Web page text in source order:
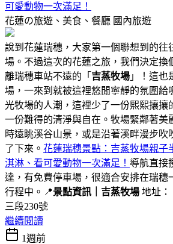
可愛動物一次滿足！
花蓮の旅遊、美食、餐廳 國內旅遊
說到花蓮瑞穗，大家第一個聯想到的往
場。不過這次的花蓮之旅，我們決定換
離瑞穗車站不遠的「 吉蒸牧場 」！這也
場，一來到就被這裡悠閒寧靜的氛圍給
光牧場的人潮，這裡少了一份熙熙攘攘
一份難得的清淨與自在。牧場緊鄰著美
時遠眺溪谷山景，或是沿著溪畔漫步吹
了下來。 花蓮瑞穗景點：吉蒸牧場親子
淇淋、看可愛動物一次滿足！ 導航直接
達，有免費停車場，很適合安排在瑞穗
行程中。📍景點資訊｜吉蒸牧場 地址：
三段230號
繼續閱讀
1週前